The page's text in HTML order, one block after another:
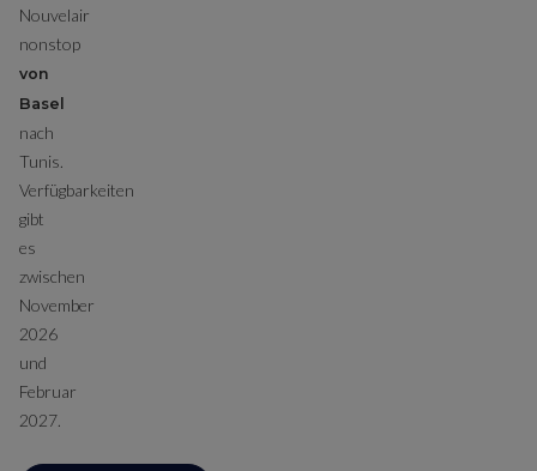
Nouvelair
nonstop
von
Basel
nach
Tunis.
Verfügbarkeiten
gibt
es
zwischen
November
2026
und
Februar
2027.